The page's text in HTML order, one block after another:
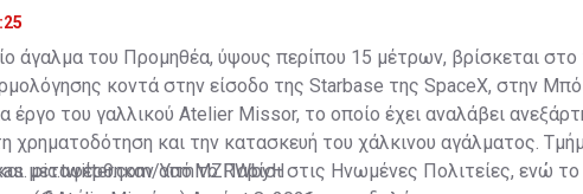
άγαλμα του Προμηθέα, ύψους περίπου 15 μέτρων, βρίσκεται στο
κοντά στην είσοδο της Starbase της SpaceX, στην
έργο του γαλλικού Atelier Missor, το οποίο έχει αναλάβει
χρηματοδότηση και την κατασκευή του χάλκινου αγάλματος.
μεταφέρθηκαν από το Παρίσι στις Ηνωμένες Πολιτείες, ενώ
pic.twitter.com/YcmMZRWbyH